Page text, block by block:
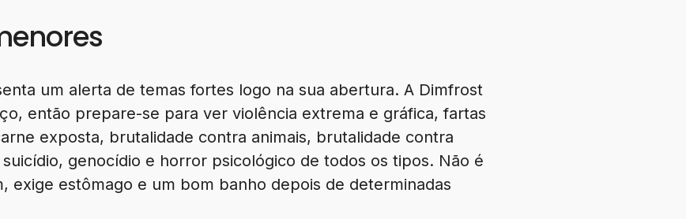
um alerta de temas fortes logo na sua abertura. A Dimfrost
então prepare-se para ver violência extrema e gráfica, fartas
exposta, brutalidade contra animais, brutalidade contra
genocídio e horror psicológico de todos os tipos. Não é
exige estômago e um bom banho depois de determinadas